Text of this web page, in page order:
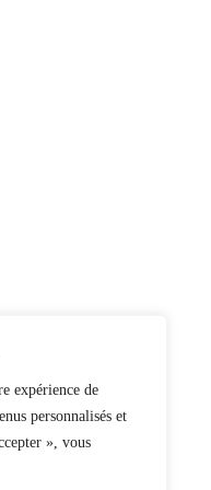
expérience de
personnalisés et
», vous